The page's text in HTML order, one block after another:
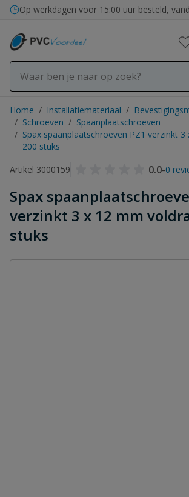
Ga naar de inhoud
Op werkdagen voor 15:00 uur besteld,
Home / Installatiemateriaal /
/ Schroeven / Spaanplaatschroeven
/ Spax spaanplaatschroeven PZ1 verzinkt
200 stuks
Artikel 3000159
0.0-0
Spax
verzinkt 3 x 12 mm
stuks